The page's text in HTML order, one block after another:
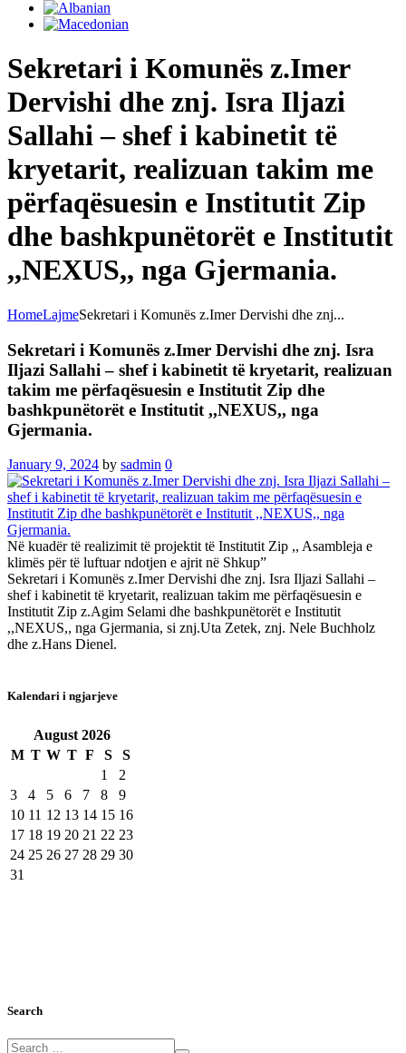
Sekretari i Komunës z.Imer
Dervishi dhe znj. Isra Iljazi
Sallahi – shef i kabinetit të
kryetarit, realizuan takim me
përfaqësuesin e Institutit Zip
dhe bashkpunëtorët e Institutit
,,NEXUS,, nga Gjermania.
HomeLajmeSekretari i Komunës z.Imer Dervishi dhe znj...
Sekretari i Komunës z.Imer Dervishi dhe znj. Isra
Iljazi Sallahi – shef i kabinetit të kryetarit, realizuan
takim me përfaqësuesin e Institutit Zip dhe
bashkpunëtorët e Institutit ,,NEXUS,, nga
Gjermania.
January 9, 2024 by sadmin 0
Në kuadër të realizimit të projektit të Institutit Zip ,, Asambleja e
klimës për të luftuar ndotjen e ajrit në Shkup”
Sekretari i Komunës z.Imer Dervishi dhe znj. Isra Iljazi Sallahi –
shef i kabinetit të kryetarit, realizuan takim me përfaqësuesin e
Institutit Zip z.Agim Selami dhe bashkpunëtorët e Institutit
,,NEXUS,, nga Gjermania, si znj.Uta Zetek, znj. Nele Buchholz
dhe z.Hans Dienel.
Kalendari i ngjarjeve
August 2026
M T W T F S
S
1
2
3
4 5 6 7 8
9
10 11 12 13 14 15 16
17 18 19 20 21 22 23
24 25 26 27 28 29 30
31
Search